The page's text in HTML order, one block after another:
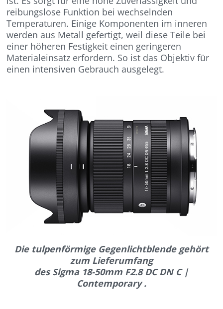
reibungslose Funktion bei wechselnden
Temperaturen. Einige Komponenten im inneren
werden aus Metall gefertigt, weil diese Teile bei
einer höheren Festigkeit einen geringeren
Materialeinsatz erfordern. So ist das Objektiv für
einen intensiven Gebrauch ausgelegt.
Die tulpenförmige Gegenlichtblende gehört
zum Lieferumfang
des Sigma 18-50mm F2.8 DC DN C |
Contemporary .